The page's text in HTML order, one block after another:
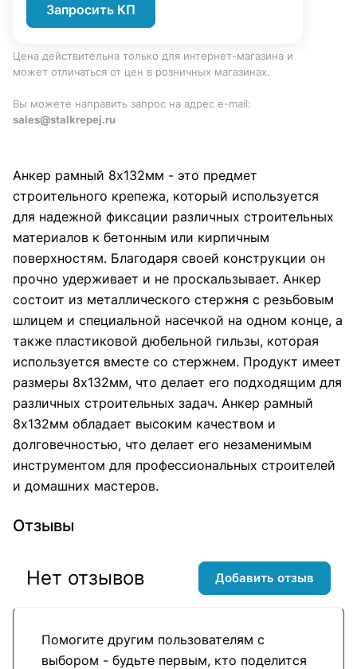
Запросить КП
Цена действительна только для интернет-магазина и
может отличаться от цен в розничных магазинах.
Вы можете направить запрос на адрес e-mail:
sales@stalkrepej.ru
Анкер рамный 8х132мм - это предмет
строительного крепежа, который используется
для надежной фиксации различных строительных
материалов к бетонным или кирпичным
поверхностям. Благодаря своей конструкции он
прочно удерживает и не проскальзывает. Анкер
состоит из металлического стержня с резьбовым
шлицем и специальной насечкой на одном конце, а
также пластиковой дюбельной гильзы, которая
используется вместе со стержнем. Продукт имеет
размеры 8х132мм, что делает его подходящим для
различных строительных задач. Анкер рамный
8х132мм обладает высоким качеством и
долговечностью, что делает его незаменимым
инструментом для профессиональных строителей
и домашних мастеров.
Отзывы
Помогите другим пользователям с
выбором - будьте первым, кто поделится
Нет отзывов Добавить отзыв